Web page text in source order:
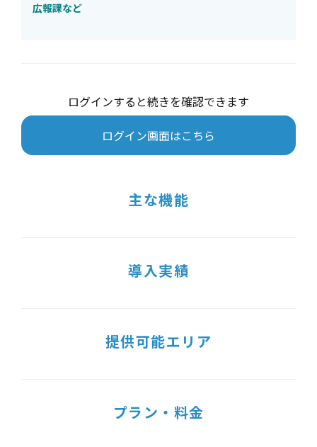
広報課など
ログインすると続きを確認できます
ログイン画面はこちら
主な機能
導入実績
提供可能エリア
プラン・料金